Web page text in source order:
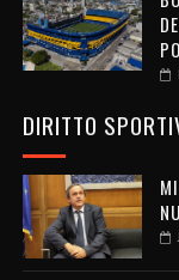
DIRITTO